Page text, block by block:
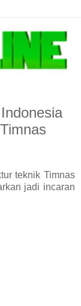
teknik Timnas
jadi incaran